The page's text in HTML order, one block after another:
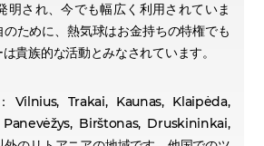
明され、今でも幅広く利用されていま
ために、熱気球はお金持ちの特権でも
貴族的な活動とみなされています。
Trakai, Kaunas, Klaipėda,
Panevėžys, Birštonas, Druskininkai,